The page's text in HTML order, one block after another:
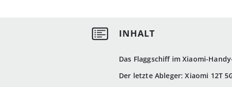
Das Flaggschiff im Xiaomi-
Der letzte Ableger: Xiaomi 12T